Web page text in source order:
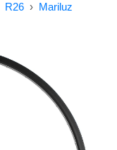
R26 › Mariluz